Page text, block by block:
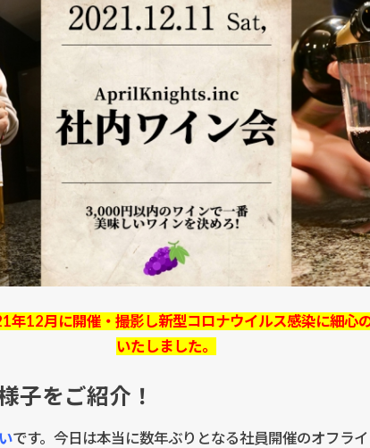
12月に開催・撮影し新型コロナウイルス感染に細心
いたしました。
子をご紹介！
です。今日は本当に数年ぶりとなる社員開催のオフラ